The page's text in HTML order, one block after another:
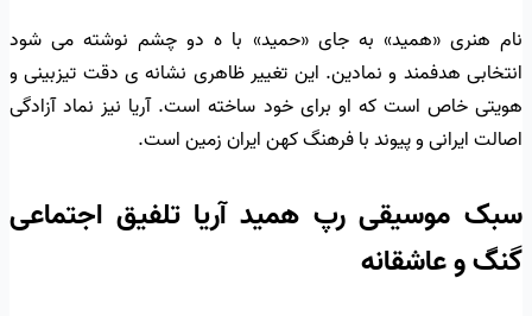
نام هنری «همید» به جای «حمید» با ه دو چشم نوشته می شود
انتخابی هدفمند و نمادین. این تغییر ظاهری نشانه ی دقت تیزبینی و
هویتی خاص است که او برای خود ساخته است. آریا نیز نماد آزادگی
اصالت ایرانی و پیوند با فرهنگ کهن ایران زمین است.
سبک موسیقی رپ همید آریا تلفیق اجتماعی
گنگ و عاشقانه